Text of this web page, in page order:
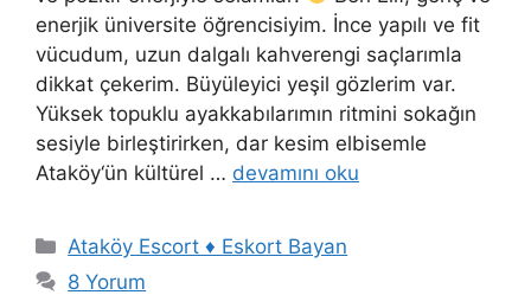
enerjik üniversite öğrencisiyim. İnce yapılı ve fit
vücudum, uzun dalgalı kahverengi saçlarımla
dikkat çekerim. Büyüleyici yeşil gözlerim var.
Yüksek topuklu ayakkabılarımın ritmini sokağın
sesiyle birleştirirken, dar kesim elbisemle
Ataköy‘ün kültürel … devamını oku
Kategoriler
Ataköy Escort ♦️ Eskort Bayan
8 Yorum